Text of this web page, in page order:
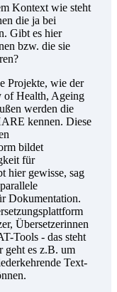
Kontext wie steht
die ja bei
Gibt es hier
bzw. die sie
Projekte, wie der
of Health, Ageing
werden die
kennen. Diese
bildet
für
hier gewisse, sag
Dokumentation.
Übersetzerinnen
Tools - das steht
geht es z.B. um
Text-